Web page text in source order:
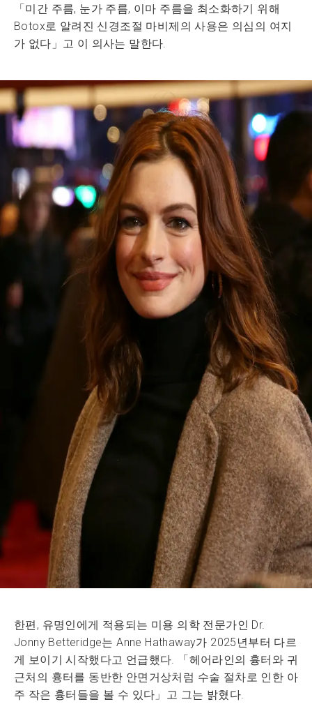
「미간 주름, 눈가 주름, 이마 주름을 최소화하기 위해
Botox로 알려진 신경조절 마비제의 사용은 의심의 여지
가 없다」고 이 의사는 말한다.
한편, 유명인에게 적용되는 미용 의학 전문가인 Dr.
Jonny Betteridge는 Anne Hathaway가 2025년부터 다르
게 보이기 시작했다고 언급했다. 「헤어라인의 흉터와 귀
근처의 흉터를 동반한 안면거상처럼 수술 절차로 인한 아
주 작은 흉터들을 볼 수 있다」고 그는 밝혔다.